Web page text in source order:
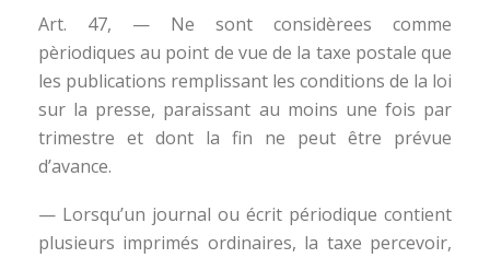
Art. 47, — Ne sont considèrees comme
pèriodiques au point de vue de la taxe postale que
les publications remplissant les conditions de la loi
sur la presse, paraissant au moins une fois par
trimestre et dont la fin ne peut être prévue
d’avance.
— Lorsqu’un journal ou écrit périodique contient
plusieurs imprimés ordinaires, la taxe percevoir,